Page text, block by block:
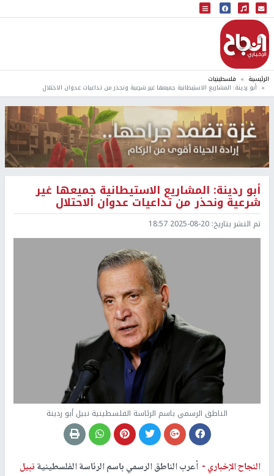
البث المباشر
إذاعة النجاح
الرئيسية فلسطينيات
أبو ردينة: المشاريع الاستيطانية جميعها غير شرعية ونحذر من تداعيات عدوان الاحتلال
أبو ردينة: المشاريع الاستيطانية جميعها غير
شرعية ونحذر من تداعيات عدوان الاحتلال
تم النشر بتاريخ: 2025-08-20 18:57
الناطق الرسمي باسم الرئاسة الفلسطينية نبيل أبو ردينة
النجاح الإخباري - أعرب الناطق الرسمي باسم الرئاسة الفلسطينيةنبيل